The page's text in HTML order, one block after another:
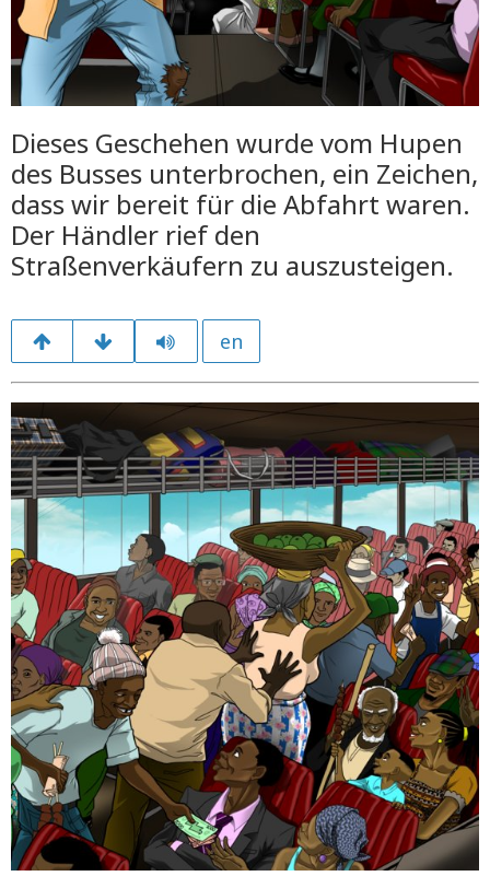
Dieses Geschehen wurde vom Hupen
des Busses unterbrochen, ein Zeichen,
dass wir bereit für die Abfahrt waren.
Der Händler rief den
Straßenverkäufern zu auszusteigen.
en